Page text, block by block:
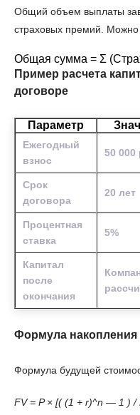
Общий объем выплаты
страховых премий. Можно
Общая сумма = Σ
Пример расчета
договоре
Параметр
Ежегодный
взнос
50 000
Срок
договора
20 лет
Процентная
ставка
5%
Капитал
после
окончания
Формула
Формула будущей
FV = P × [( (1 + r)^n — 1 ) /